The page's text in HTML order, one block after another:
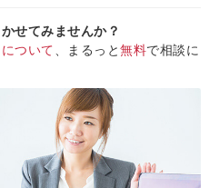
せてみませんか？
ついて 、まるっと無料で相談に